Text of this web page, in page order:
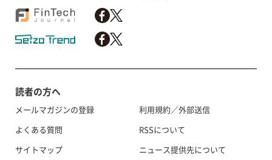
読者の方へ
メールマガジンの登録
よくある質問
サイトマップ
利用規約／外部送信
RSSについて
ニュース提供先について